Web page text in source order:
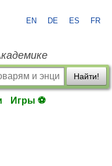
EN DE ES FR
Найти!
Игры ⚽